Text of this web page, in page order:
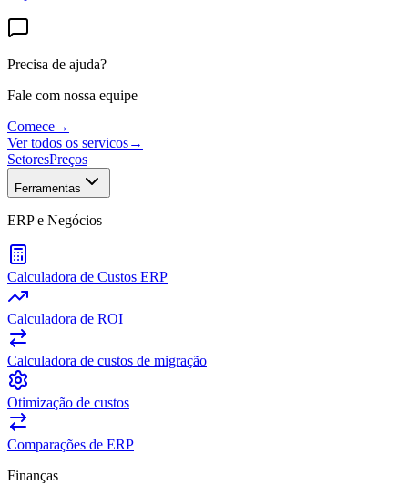
Precisa de ajuda?
Fale com nossa equipe
Comece→
Ver todos os servicos→
SetoresPreços
Ferramentas
ERP e Negócios
Calculadora de Custos ERP
Calculadora de ROI
Calculadora de custos de migração
Otimização de custos
Comparações de ERP
Finanças